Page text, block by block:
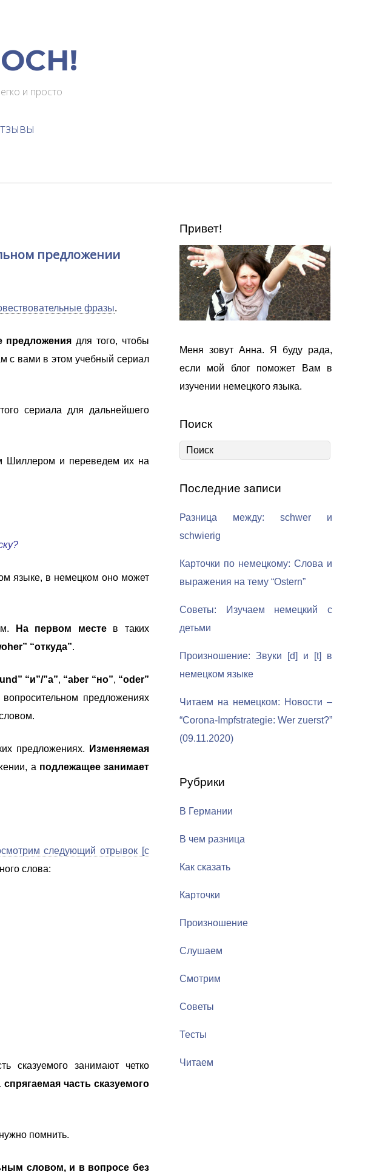
и просто
предложении
фразы.
предложения для того, чтобы
с вами в этом учебный сериал
сериала для дальнейшего
Шиллером и переведем их на
языке, в немецком оно может
На первом местев таких
“откуда”.
“и”/”а”, “aber “но”, “oder”
предложениях
предложениях.
Изменяемая
а подлежащее занимает
следующий отрывок [с
слова:
сказуемого занимают четко
спрягаемая часть сказуемого
помнить.
словом, и в вопросе без
Привет!
Меня зовут Анна. Я буду рада,
если мой блог поможет Вам в
изучении немецкого языка.
Поиск
Последние записи
Разница между: schwer и
schwierig
Карточки по немецкому: Слова и
выражения на тему “Ostern”
Советы: Изучаем немецкий с
детьми
Произношение: Звуки [d] и [t] в
немецком языке
Читаем на немецком: Новости –
“Corona-Impfstrategie: Wer zuerst?”
(09.11.2020)
Рубрики
В Германии
В чем разница
Как сказать
Карточки
Произношение
Слушаем
Смотрим
Советы
Тесты
Читаем